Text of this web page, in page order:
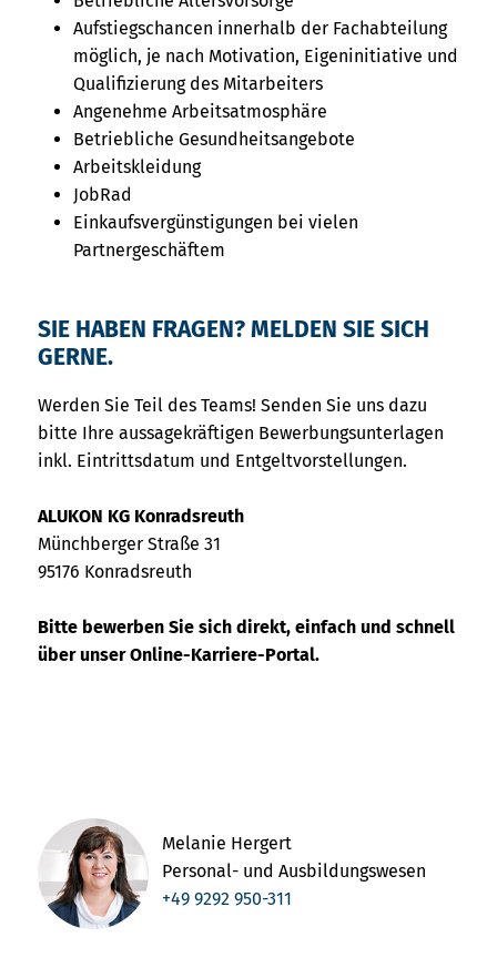
Aufstiegschancen innerhalb der Fachabteilung
möglich, je nach Motivation, Eigeninitiative und
Qualifizierung des Mitarbeiters
Angenehme Arbeitsatmosphäre
Betriebliche Gesundheitsangebote
Arbeitskleidung
JobRad
Einkaufsvergünstigungen bei vielen
Partnergeschäftem
SIE HABEN FRAGEN? MELDEN SIE SICH
GERNE.
Werden Sie Teil des Teams! Senden Sie uns dazu
bitte Ihre aussagekräftigen Bewerbungsunterlagen
inkl. Eintrittsdatum und Entgeltvorstellungen.
ALUKON KG Konradsreuth
Münchberger Straße 31
95176 Konradsreuth
Bitte bewerben Sie sich direkt, einfach und schnell
über unser Online-Karriere-Portal.
Melanie Hergert
Personal- und Ausbildungswesen
+49 9292 950-311